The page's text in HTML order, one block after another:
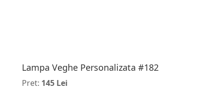
Lampa Veghe Personalizata #182
Pret: 145 Lei